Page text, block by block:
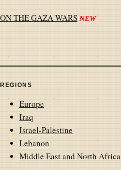
ON THE GAZA WARS NEW
REGIONS
Europe
Iraq
Israel-Palestine
Lebanon
Middle East and North Africa